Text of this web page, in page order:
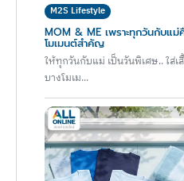
M2S Lifestyle
MOM & ME เพราะทุกวันกับแ
โมเมนต์สำคัญ
ให้ทุกวันกับแม่ เป็นวันพิเศษ.. ใส่
บางโมเม...